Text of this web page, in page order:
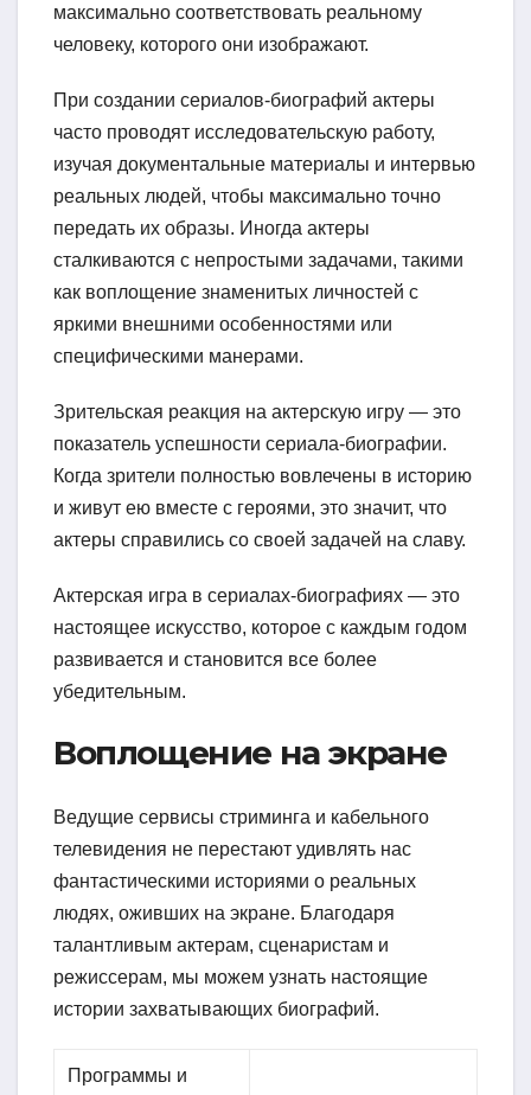
максимально соответствовать реальному
человеку, которого они изображают.
При создании сериалов-биографий актеры
часто проводят исследовательскую работу,
изучая документальные материалы и интервью
реальных людей, чтобы максимально точно
передать их образы. Иногда актеры
сталкиваются с непростыми задачами, такими
как воплощение знаменитых личностей с
яркими внешними особенностями или
специфическими манерами.
Зрительская реакция на актерскую игру — это
показатель успешности сериала-биографии.
Когда зрители полностью вовлечены в историю
и живут ею вместе с героями, это значит, что
актеры справились со своей задачей на славу.
Актерская игра в сериалах-биографиях — это
настоящее искусство, которое с каждым годом
развивается и становится все более
убедительным.
Воплощение на экране
Ведущие сервисы стриминга и кабельного
телевидения не перестают удивлять нас
фантастическими историями о реальных
людях, оживших на экране. Благодаря
талантливым актерам, сценаристам и
режиссерам, мы можем узнать настоящие
истории захватывающих биографий.
Программы и